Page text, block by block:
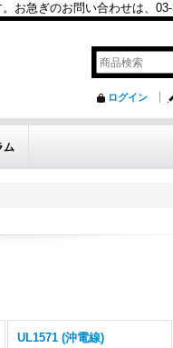
急ぎのお問い合わせは、03-
ログイン
ム
UL1571 (沖電線)